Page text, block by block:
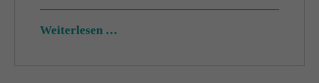
Weiterlesen …